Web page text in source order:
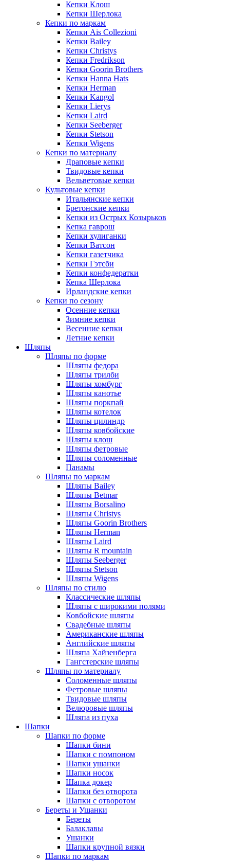
Кепки Клош
Кепки Шерлока
Кепки по маркам
Кепки Ais Collezioni
Кепки Bailey
Кепки Christys
Кепки Fredrikson
Кепки Goorin Brothers
Кепки Hanna Hats
Кепки Herman
Кепки Kangol
Кепки Lierys
Кепки Laird
Кепки Seeberger
Кепки Stetson
Кепки Wigens
Кепки по материалу
Драповые кепки
Твидовые кепки
Вельветовые кепки
Культовые кепки
Итальянские кепки
Бретонские кепки
Кепки из Острых Козырьков
Кепка гаврош
Кепки хулиганки
Кепки Ватсон
Кепки газетчика
Кепки Гэтсби
Кепки конфедератки
Кепка Шерлока
Ирландские кепки
Кепки по сезону
Осенние кепки
Зимние кепки
Весенние кепки
Летние кепки
Шляпы
Шляпы по форме
Шляпы федора
Шляпы трилби
Шляпы хомбург
Шляпы канотье
Шляпы поркпай
Шляпы котелок
Шляпы цилиндр
Шляпы ковбойские
Шляпы клош
Шляпы фетровые
Шляпы соломенные
Панамы
Шляпы по маркам
Шляпы Bailey
Шляпы Betmar
Шляпы Borsalino
Шляпы Christys
Шляпы Goorin Brothers
Шляпы Herman
Шляпы Laird
Шляпы R mountain
Шляпы Seeberger
Шляпы Stetson
Шляпы Wigens
Шляпы по стилю
Классические шляпы
Шляпы с широкими полями
Ковбойские шляпы
Свадебные шляпы
Американские шляпы
Английские шляпы
Шляпа Хайзенберга
Гангстерские шляпы
Шляпы по материалу
Соломенные шляпы
Фетровые шляпы
Твидовые шляпы
Велюровые шляпы
Шляпа из пуха
Шапки
Шапки по форме
Шапки бини
Шапки с помпоном
Шапки ушанки
Шапки носок
Шапка докер
Шапки без отворота
Шапки с отворотом
Береты и Ушанки
Береты
Балаклавы
Ушанки
Шапки крупной вязки
Шапки по маркам